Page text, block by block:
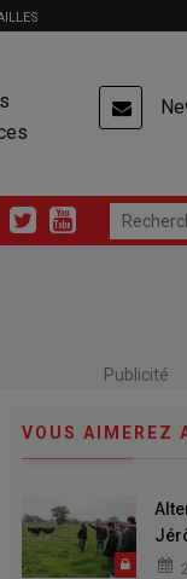
Publicité
VOUS AIMEREZ